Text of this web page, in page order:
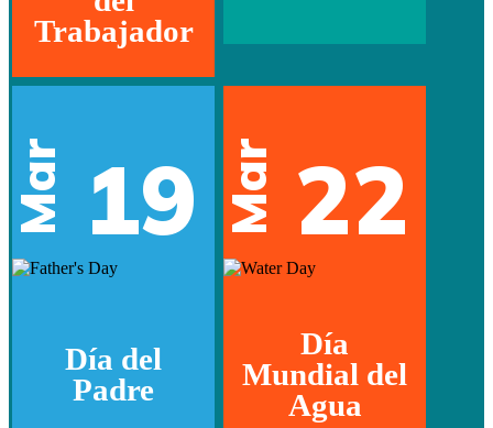
Trabajador
Mar 19
Día del
Padre
Mar 22
Día
Mundial del
Agua